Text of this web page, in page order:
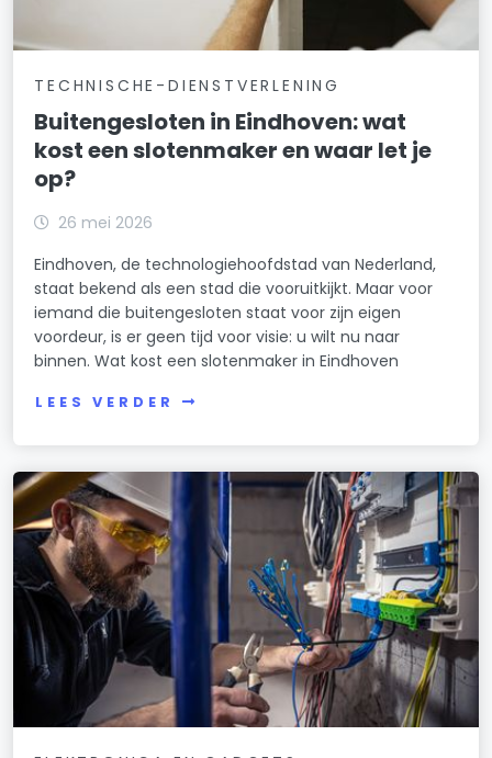
TECHNISCHE-DIENSTVERLENING
Buitengesloten in Eindhoven: wat
kost een slotenmaker en waar let je
op?
26 mei 2026
Eindhoven, de technologiehoofdstad van Nederland,
staat bekend als een stad die vooruitkijkt. Maar voor
iemand die buitengesloten staat voor zijn eigen
voordeur, is er geen tijd voor visie: u wilt nu naar
binnen. Wat kost een slotenmaker in Eindhoven
LEES VERDER